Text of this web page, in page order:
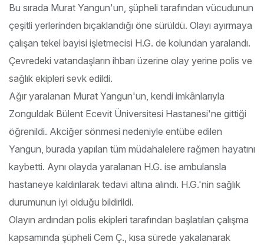
Bu sırada Murat Yangun'un, şüpheli tarafından vücudunun
çeşitli yerlerinden bıçaklandığı öne sürüldü. Olayı ayırmaya
çalışan tekel bayisi işletmecisi H.G. de kolundan yaralandı.
Çevredeki vatandaşların ihbarı üzerine olay yerine polis ve
sağlık ekipleri sevk edildi.
Ağır yaralanan Murat Yangun'un, kendi imkânlarıyla
Zonguldak Bülent Ecevit Üniversitesi Hastanesi'ne gittiği
öğrenildi. Akciğer sönmesi nedeniyle entübe edilen
Yangun, burada yapılan tüm müdahalelere rağmen hayatını
kaybetti. Aynı olayda yaralanan H.G. ise ambulansla
hastaneye kaldırılarak tedavi altına alındı. H.G.'nin sağlık
durumunun iyi olduğu bildirildi.
Olayın ardından polis ekipleri tarafından başlatılan çalışma
kapsamında şüpheli Cem Ç., kısa sürede yakalanarak